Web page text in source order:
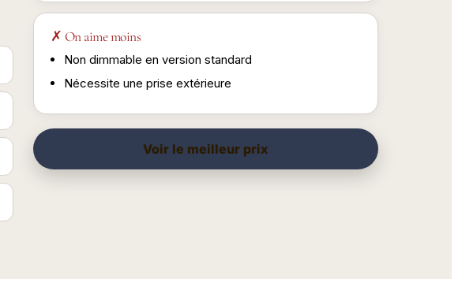
✗ On aime moins
Non dimmable en version standard
Nécessite une prise extérieure
Voir le meilleur prix